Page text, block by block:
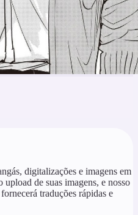
digitalizações e imagens em
de suas imagens, e nosso
traduções rápidas e